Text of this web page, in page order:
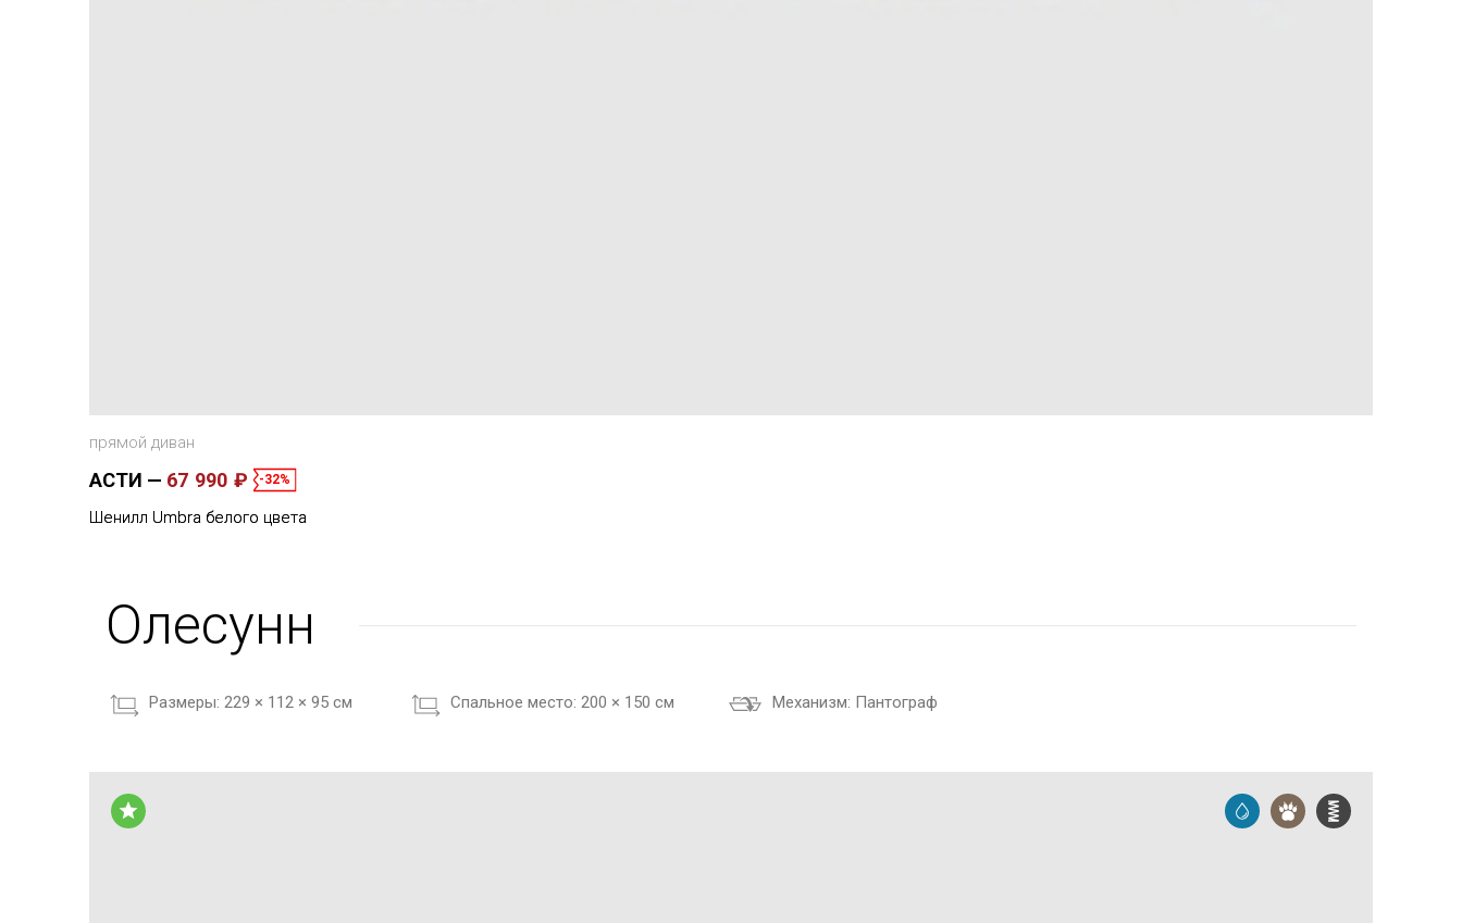
прямой диван
АСТИ 67 990 ₽ -32%
Шенилл Umbra белого цвета
Олесунн
Размеры: 229 × 112 × 95 см Cпальное место: 200 × 150 см Механизм: Пантограф